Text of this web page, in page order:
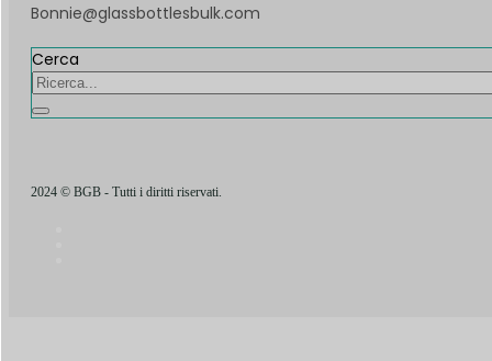
Bonnie@glassbottlesbulk.com
Cerca
2024 © BGB - Tutti i diritti riservati.